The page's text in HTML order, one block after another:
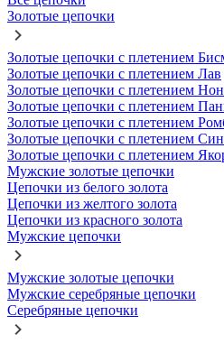
Золотые цепочки
Золотые цепочки с плетением
Золотые цепочки с плетением Лав
Золотые цепочки с плетением
Золотые цепочки с плетением
Золотые цепочки с плетением
Золотые цепочки с плетением
Золотые цепочки с плетением
Мужские золотые цепочки
Цепочки из белого золота
Цепочки из желтого золота
Цепочки из красного золота
Мужские цепочки
Мужские золотые цепочки
Мужские серебряные цепочки
Серебряные цепочки